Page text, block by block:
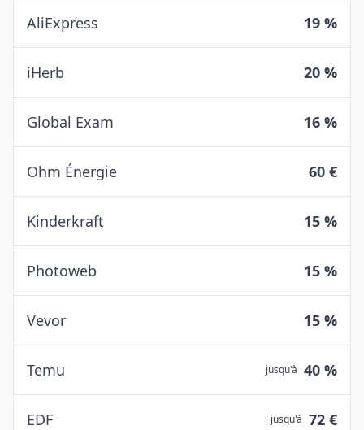
AliExpress 19 %
iHerb 20 %
Global Exam 16 %
Ohm Énergie 60 €
Kinderkraft 15 %
Photoweb 15 %
Vevor 15 %
Temu jusqu'à 40 %
EDF jusqu'à 72 €